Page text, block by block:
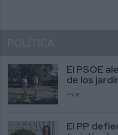
El PSOE
de los
PSOE
El PP